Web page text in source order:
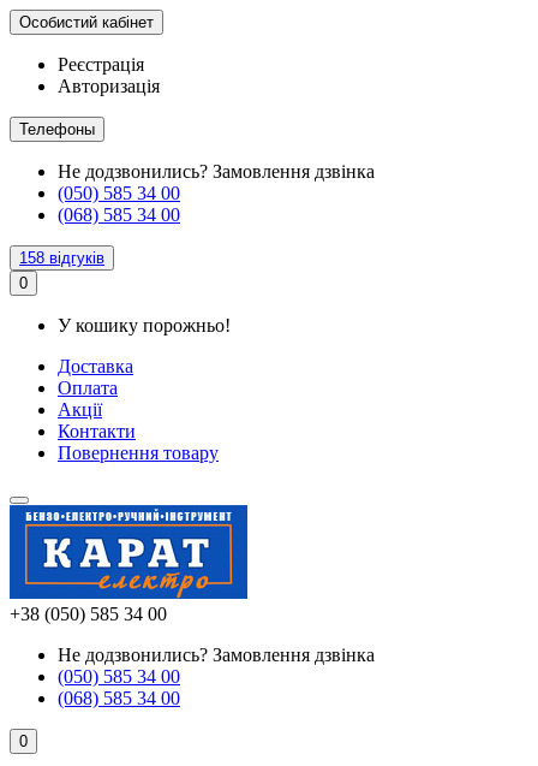
Особистий кабінет
Реєстрація
Авторизація
Телефоны
Не додзвонились? Замовлення дзвінка
(050) 585 34 00
(068) 585 34 00
158 відгуків
0
У кошику порожньо!
Доставка
Оплата
Акції
Контакти
Повернення товару
+38 (050) 585 34 00
Не додзвонились? Замовлення дзвінка
(050) 585 34 00
(068) 585 34 00
0